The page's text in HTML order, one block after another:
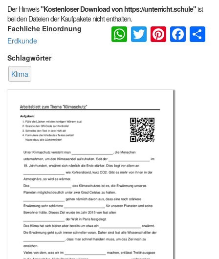
Der Hinweis"Kostenloser Download von https://unterricht.schule"ist
bei den Dateien der Kaufpakete nicht enthalten.
Fachliche Einordnung
Erdkunde
Schlagwörter
Klima
WhatsApp
Twitter